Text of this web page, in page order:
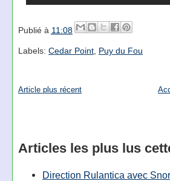
Publié à 11:08
Labels: Cedar Point, Puy du Fou
Article plus récent
Articles les plus lus
Direction Rulantica avec